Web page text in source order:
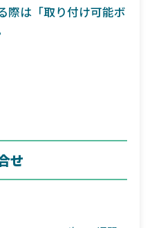
際は「取り付け可能ボ
せ